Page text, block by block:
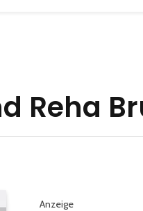
Reha
Anzeige